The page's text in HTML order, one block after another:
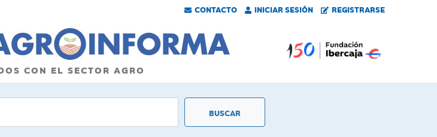
CONTACTO INICIAR SESIÓN REGISTRARSE
CON EL SECTOR AGRO